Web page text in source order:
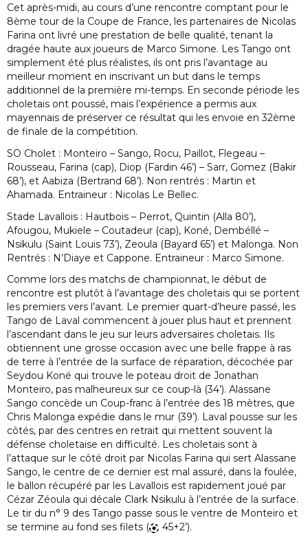
Cet après-midi, au cours d’une rencontre comptant pour le
8ème tour de la Coupe de France, les partenaires de Nicolas
Farina ont livré une prestation de belle qualité, tenant la
dragée haute aux joueurs de Marco Simone. Les Tango ont
simplement été plus réalistes, ils ont pris l’avantage au
meilleur moment en inscrivant un but dans le temps
additionnel de la première mi-temps. En seconde période les
choletais ont poussé, mais l’expérience a permis aux
mayennais de préserver ce résultat qui les envoie en 32ème
de finale de la compétition.
SO Cholet : Monteiro – Sango, Rocu, Paillot, Flegeau –
Rousseau, Farina (cap), Diop (Fardin 46’) – Sarr, Gomez (Bakir
68’), et Aabiza (Bertrand 68’). Non rentrés : Martin et
Ahamada. Entraineur : Nicolas Le Bellec.
Stade Lavallois : Hautbois – Perrot, Quintin (Alla 80’),
Afougou, Mukiele – Coutadeur (cap), Koné, Dembéllé –
Nsikulu (Saint Louis 73’), Zeoula (Bayard 65’) et Malonga. Non
Rentrés : N’Diaye et Cappone. Entraineur : Marco Simone.
Comme lors des matchs de championnat, le début de
rencontre est plutôt à l’avantage des choletais qui se portent
les premiers vers l’avant. Le premier quart-d’heure passé, les
Tango de Laval commencent à jouer plus haut et prennent
l’ascendant dans le jeu sur leurs adversaires choletais. Ils
obtiennent une grosse occasion avec une belle frappe à ras
de terre à l’entrée de la surface de réparation, décochée par
Seydou Koné qui trouve le poteau droit de Jonathan
Monteiro, pas malheureux sur ce coup-là (34’). Alassane
Sango concède un Coup-franc à l’entrée des 18 mètres, que
Chris Malonga expédie dans le mur (39’). Laval pousse sur les
côtés, par des centres en retrait qui mettent souvent la
défense choletaise en difficulté. Les choletais sont à
l’attaque sur le côté droit par Nicolas Farina qui sert Alassane
Sango, le centre de ce dernier est mal assuré, dans la foulée,
le ballon récupéré par les Lavallois est rapidement joué par
Cézar Zéoula qui décale Clark Nsikulu à l’entrée de la surface.
Le tir du n° 9 des Tango passe sous le ventre de Monteiro et
se termine au fond ses filets (
45+2’).